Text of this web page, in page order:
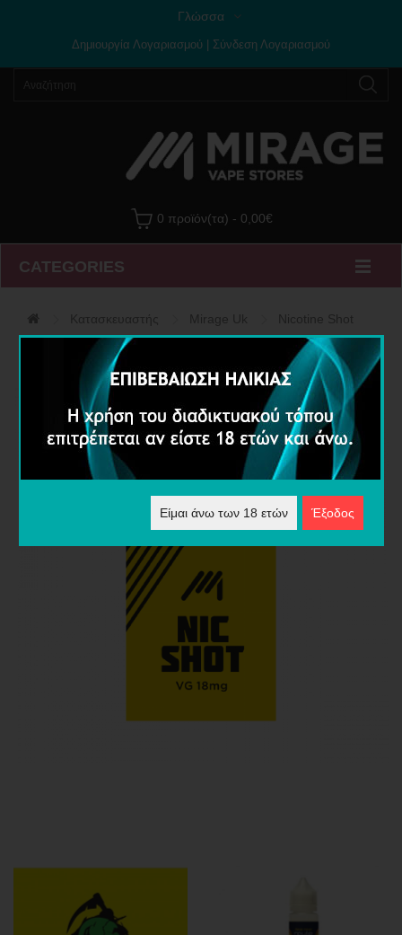
Γλώσσα
Δημιουργία Λογαριασμού Σύνδεση Λογαριασμού
0 προϊόν(τα) - 0,00€
CATEGORIES
Κατασκευαστής Mirage Uk Nicotine Shot
Είμαι άνω των 18 ετών Έξοδος